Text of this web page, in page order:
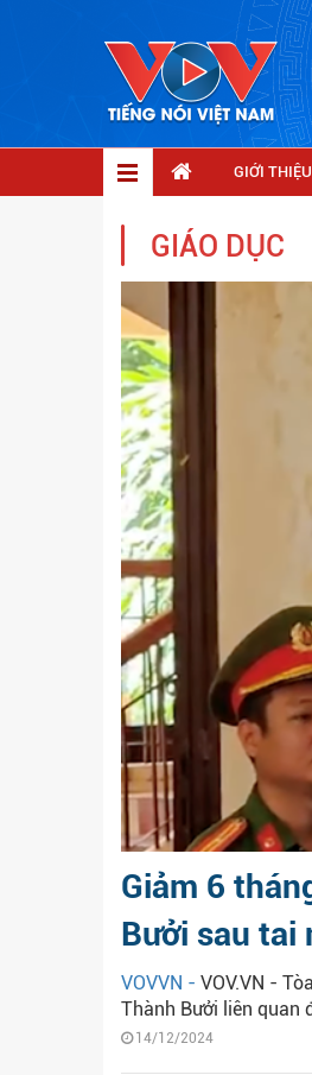
GIỚI THIỆU
GIÁO DỤC
Giảm 6
Bưởi sau tai
VOVVN - VOV.VN -
Thành Bưởi liên quan
14/12/2024